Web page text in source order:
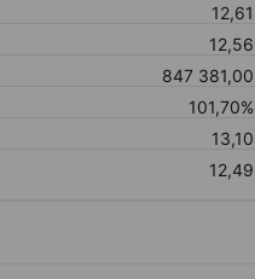
12,61
12,56
847 381,00
101,70%
13,10
12,49